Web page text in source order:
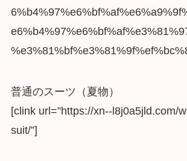
普通のスーツ（夏物）
[clink url=”https://xn--l8j0a5jld.com/
suit/”]